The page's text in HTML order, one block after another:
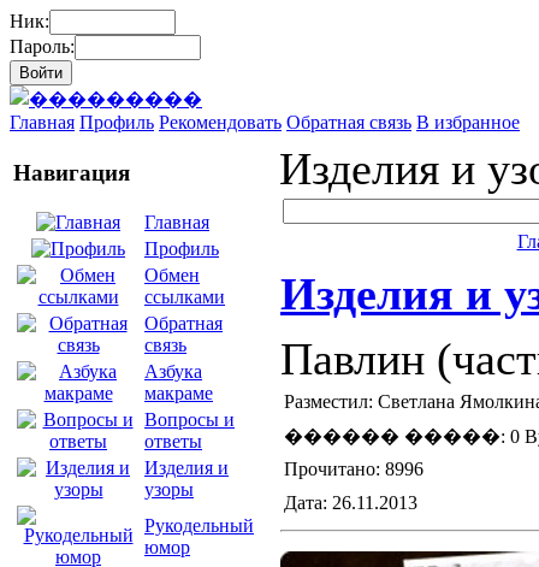
Ник:
Пароль:
Главная Профиль Рекомендовать Обратная связь В избранное
Навигация
Главная
Профиль
Обмен
ссылками
Обратная
связь
Азбука
макраме
Вопросы и
ответы
Изделия и
узоры
Рукодельный
юмор
Изделия и
Изделия и
Павлин
Разместил: Светлана
������ �����: 0
Прочитано: 8996
Дата: 26.11.2013